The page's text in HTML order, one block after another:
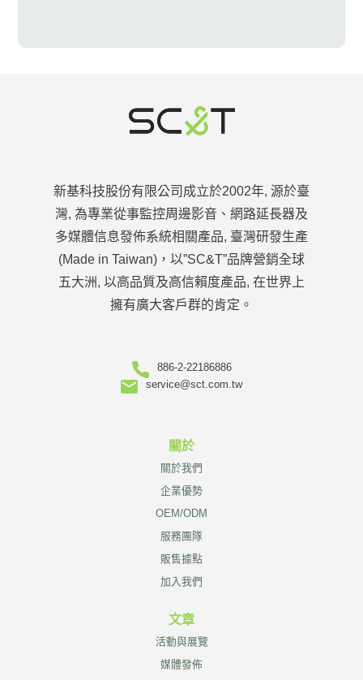
新基科技股份有限公司成立於2002年, 源於臺
灣, 為專業從事監控周邊影音、網路延長器及
多媒體信息發佈系統相關產品, 臺灣研發生產
(Made in Taiwan)，以”SC&T”品牌營銷全球
五大洲, 以高品質及高信賴度產品, 在世界上
擁有廣大客戶群的肯定。
886-2-22186886
service@sct.com.tw
關於
關於我們
企業優勢
OEM/ODM
服務團隊
販售據點
加入我們
文章
活動與展覽
媒體發佈